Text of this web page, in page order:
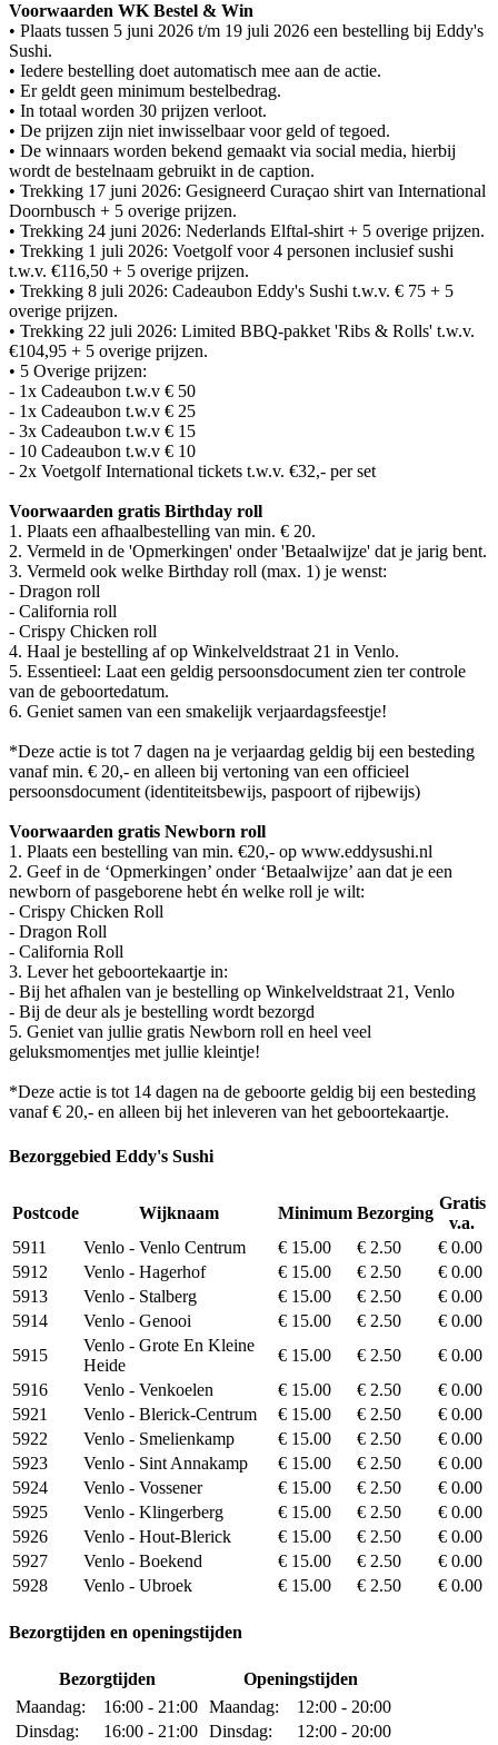
Voorwaarden WK Bestel & Win
•⁠ Plaats tussen 5 juni 2026 t/m 19 juli 2026 een bestelling bij Eddy's
Sushi.
•⁠ Iedere bestelling doet automatisch mee aan de actie.
•⁠ Er geldt geen minimum bestelbedrag.
•⁠ In totaal worden 30 prijzen verloot.
•⁠ De prijzen zijn niet inwisselbaar voor geld of tegoed.
•⁠ De winnaars worden bekend gemaakt via social media, hierbij
wordt de bestelnaam gebruikt in de caption.
•⁠ Trekking 17 juni 2026: Gesigneerd Curaçao shirt van International
Doornbusch + 5 overige prijzen.
•⁠ ⁠Trekking 24 juni 2026: Nederlands Elftal-shirt + 5 overige prijzen.
•⁠ ⁠Trekking 1 juli 2026: Voetgolf voor 4 personen inclusief sushi
t.w.v. €116,50 + 5 overige prijzen.
•⁠ ⁠Trekking 8 juli 2026: Cadeaubon Eddy's Sushi t.w.v. € 75 + 5
overige prijzen.
•⁠ ⁠Trekking 22 juli 2026: Limited BBQ-pakket 'Ribs & Rolls' t.w.v.
€104,95 + 5 overige prijzen.
•⁠ ⁠5 Overige prijzen:
- 1x Cadeaubon t.w.v € 50
- 1x Cadeaubon t.w.v € 25
- 3x Cadeaubon t.w.v € 15
- 10 Cadeaubon t.w.v € 10
- 2x Voetgolf International tickets t.w.v. €32,- per set
Voorwaarden gratis Birthday roll
1. Plaats een afhaalbestelling van min. € 20.
2. Vermeld in de 'Opmerkingen' onder 'Betaalwijze' dat je jarig bent.
3. Vermeld ook welke Birthday roll (max. 1) je wenst:
- Dragon roll
- California roll
- Crispy Chicken roll
4. Haal je bestelling af op Winkelveldstraat 21 in Venlo.
5. Essentieel: Laat een geldig persoonsdocument zien ter controle
van de geboortedatum.
6. Geniet samen van een smakelijk verjaardagsfeestje!
*Deze actie is tot 7 dagen na je verjaardag geldig bij een besteding
vanaf min. € 20,- en alleen bij vertoning van een officieel
persoonsdocument (identiteitsbewijs, paspoort of rijbewijs)
Voorwaarden gratis Newborn roll
1. Plaats een bestelling van min. €20,- op www.eddysushi.nl
2. Geef in de ‘Opmerkingen’ onder ‘Betaalwijze’ aan dat je een
newborn of pasgeborene hebt én welke roll je wilt:
- Crispy Chicken Roll
- Dragon Roll
- California Roll
3. Lever het geboortekaartje in:
- Bij het afhalen van je bestelling op Winkelveldstraat 21, Venlo
- Bij de deur als je bestelling wordt bezorgd
5. Geniet van jullie gratis Newborn roll en heel veel
geluksmomentjes met jullie kleintje!
*Deze actie is tot 14 dagen na de geboorte geldig bij een besteding
vanaf € 20,- en alleen bij het inleveren van het geboortekaartje.
Bezorggebied Eddy's Sushi
Postcode Wijknaam Minimum Bezorging
Gratis
v.a.
5911
Venlo - Venlo Centrum € 15.00 € 2.50
€ 0.00
5912
Venlo - Hagerhof € 15.00 € 2.50
€ 0.00
5913
Venlo - Stalberg € 15.00 € 2.50
€ 0.00
5914
Venlo - Genooi € 15.00 € 2.50
€ 0.00
5915
Venlo - Grote En Kleine
Heide
€ 15.00 € 2.50
€ 0.00
5916
Venlo - Venkoelen € 15.00 € 2.50
€ 0.00
5921
Venlo - Blerick-Centrum € 15.00 € 2.50
€ 0.00
5922
Venlo - Smelienkamp € 15.00 € 2.50
€ 0.00
5923
Venlo - Sint Annakamp € 15.00 € 2.50
€ 0.00
5924
Venlo - Vossener € 15.00 € 2.50
€ 0.00
5925
Venlo - Klingerberg € 15.00 € 2.50
€ 0.00
5926
Venlo - Hout-Blerick € 15.00 € 2.50
€ 0.00
5927
Venlo - Boekend € 15.00 € 2.50
€ 0.00
5928
Venlo - Ubroek € 15.00 € 2.50 € 0.00
Bezorgtijden en openingstijden
Bezorgtijden
Openingstijden
Maandag:
16:00 - 21:00
Dinsdag:
16:00 - 21:00
Maandag:
12:00 - 20:00
Dinsdag:
12:00 - 20:00